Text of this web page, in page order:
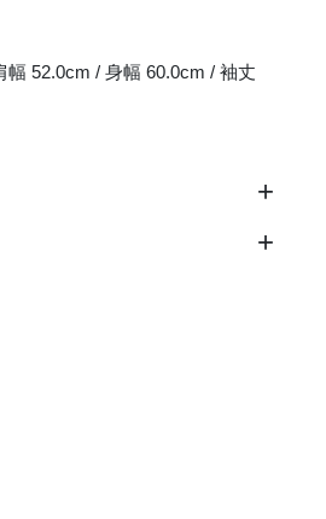
幅 52.0cm / 身幅 60.0cm / 袖丈